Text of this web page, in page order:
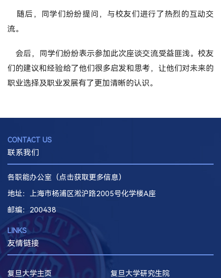
随后，同学们纷纷提问，与校友们进行了热烈的互动交
流。
会后，同学们纷纷表示参加此次座谈交流受益匪浅。校友
们的建议和经验给了他们很多启发和思考，让他们对未来的
职业选择及职业发展有了更加清晰的认识。
CONTACT US
联系我们
各职能办公室（点击获取更多信息）
地址：上海市杨浦区淞沪路2005号化学楼A座
邮编：200438
LINKS
友情链接
复旦大学主页 复旦大学研究生院